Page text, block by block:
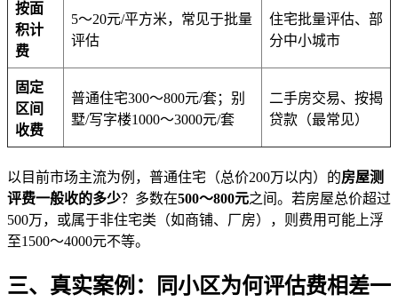
按面
积计
费
5～20元/平方米，常见于批量
评估
住宅批量评估、部
分中小城市
固定
区间
收费
普通住宅300～800元/套；别
墅/写字楼1000～3000元/套
二手房交易、按揭
贷款（最常见）
以目前市场主流为例，普通住宅（总价200万以内）的房屋测
评费一般收的多少？多数在500～800元之间。若房屋总价超过
500万，或属于非住宅类（如商铺、厂房），则费用可能上浮
至1500～4000元不等。
三、真实案例：同小区为何评估费相差一